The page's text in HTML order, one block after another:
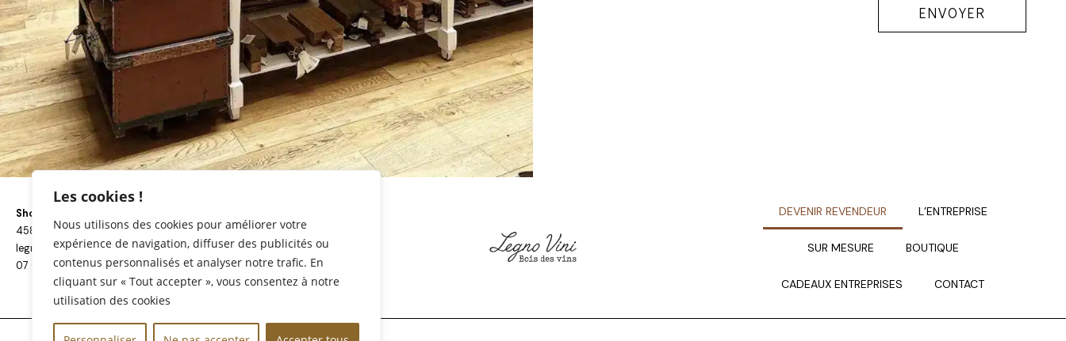
Les cookies !
Nous utilisons des cookies pour améliorer votre
expérience de navigation, diffuser des publicités ou
contenus personnalisés et analyser notre trafic. En
cliquant sur « Tout accepter », vous consentez à notre
utilisation des cookies
ENVOYER
Showroom ouvert : du Lundi au Vendredi de 9h à 17h
4581 Côte de Mirabel – 82130 L’Honor-de-Cos
legnovini@gmail.com
07 66 55 67 72
DEVENIR REVENDEUR L’ENTREPRISE
SUR MESURE BOUTIQUE
CADEAUX ENTREPRISES CONTACT